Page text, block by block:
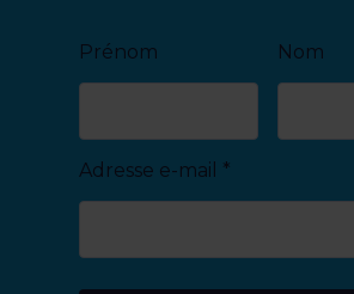
Prénom Nom
Adresse e-mail *